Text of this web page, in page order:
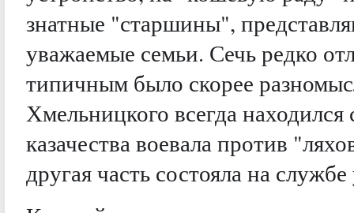
знатные "старшины",
уважаемые семьи. Сечь редко
типичным было скорее
Хмельницкого всегда
казачества воевала против
другая часть состояла на